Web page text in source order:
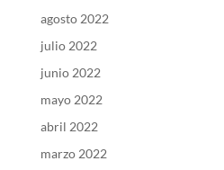
agosto 2022
julio 2022
junio 2022
mayo 2022
abril 2022
marzo 2022